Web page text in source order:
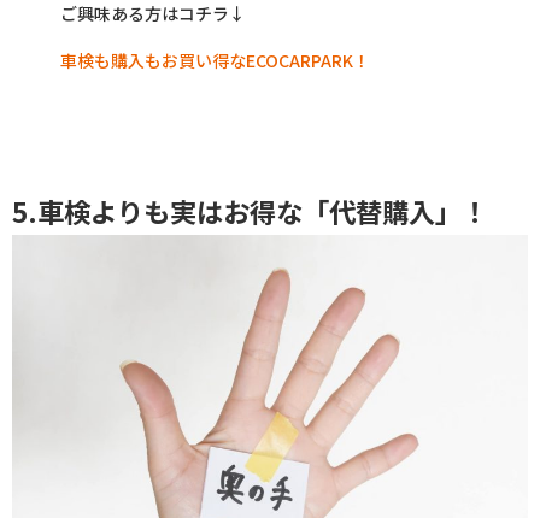
ご興味ある方はコチラ↓
車検も購入もお買い得なECOCARPARK！
5.車検よりも実はお得な「代替購入」！